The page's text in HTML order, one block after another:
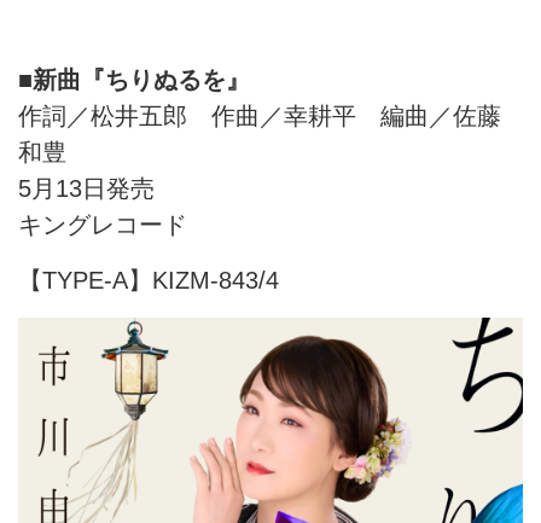
■新曲『ちりぬるを』
作詞／松井五郎 作曲／幸耕平 編曲／佐藤
和豊
5月13日発売
キングレコード
【TYPE-A】KIZM-843/4